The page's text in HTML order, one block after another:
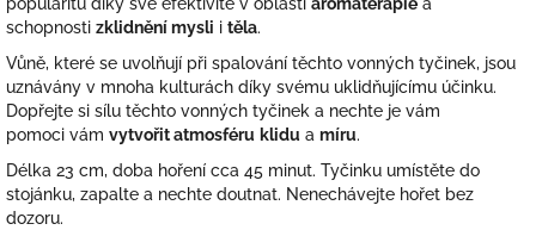
popularitu díky své efektivitě v oblasti aromaterapie a
schopnosti zklidnění mysli i těla.
Vůně, které se uvolňují při spalování těchto vonných tyčinek, jsou
uznávány v mnoha kulturách díky svému uklidňujícímu účinku.
Dopřejte si sílu těchto vonných tyčinek a nechte je vám
pomoci vám vytvořit atmosféru klidu a míru.
Délka 23 cm, doba hoření cca 45 minut. Tyčinku umístěte do
stojánku, zapalte a nechte doutnat. Nenechávejte hořet bez
dozoru.